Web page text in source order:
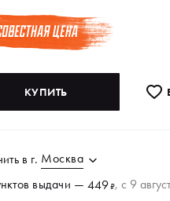
КУПИТЬ
в г. Москва
выдачи —449₽, c 9